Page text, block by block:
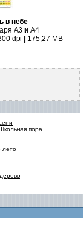
в небе
А3 и А4
dpi | 175,27 MB
пора
лето